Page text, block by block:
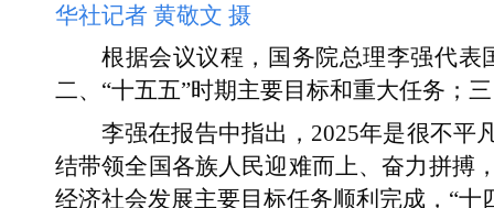
华社记者 黄敬文 摄
根据会议议程，国务院总理李强代
二、“十五五”时期主要目标和重大任务；
李强在报告中指出，2025年是很不平
结带领全国各族人民迎难而上、奋力拼搏
经济社会发展主要目标任务顺利完成，“